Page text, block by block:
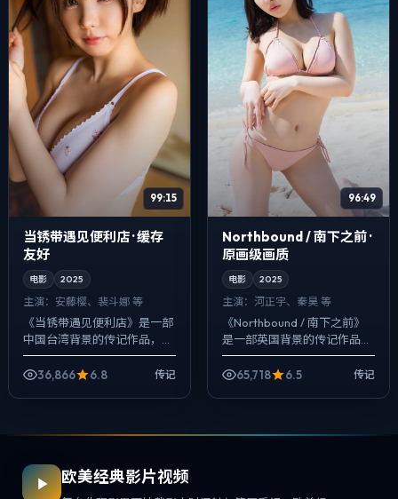
99:15
当锈带遇见便利店 · 缓存
友好
电影 2025
主演： 安藤樱、裴斗娜 等
《当锈带遇见便利店》是一部
中国台湾背景的传记作品，
2025年公映，由许鞍华执
导，安藤樱、裴斗娜、雷佳音
36,866 6.8 传记
96:49
Northbound / 南下之前 ·
原画级画质
电影 2025
主演： 河正宇、秦昊 等
《Northbound / 南下之前》
是一部英国背景的传记作品，
2025年公映，由洪常秀执
导，河正宇、秦昊、廖凡等主
65,718 6.5 传记
欧美经典影片视频